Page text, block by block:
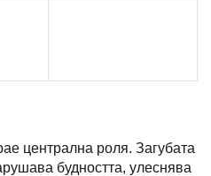
централна роля. Загубата
будността, улеснява